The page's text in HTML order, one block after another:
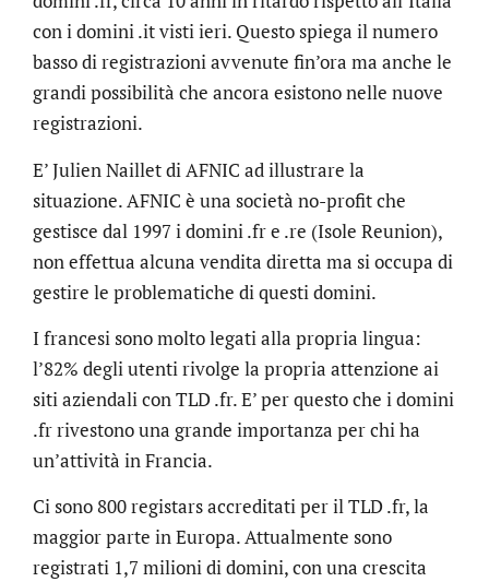
con i domini .it visti ieri. Questo spiega il numero
basso di registrazioni avvenute fin’ora ma anche le
grandi possibilità che ancora esistono nelle nuove
registrazioni.
E’ Julien Naillet di AFNIC ad illustrare la
situazione. AFNIC è una società no-profit che
gestisce dal 1997 i domini .fr e .re (Isole Reunion),
non effettua alcuna vendita diretta ma si occupa di
gestire le problematiche di questi domini.
I francesi sono molto legati alla propria lingua:
l’82% degli utenti rivolge la propria attenzione ai
siti aziendali con TLD .fr. E’ per questo che i domini
.fr rivestono una grande importanza per chi ha
un’attività in Francia.
Ci sono 800 registars accreditati per il TLD .fr, la
maggior parte in Europa. Attualmente sono
registrati 1,7 milioni di domini, con una crescita